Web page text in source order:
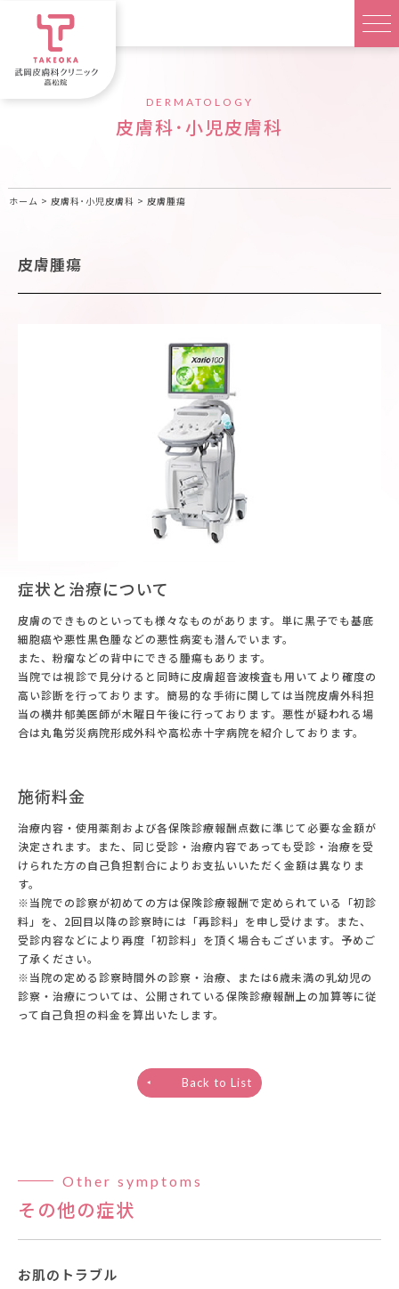
DERMATOLOGY
皮膚科･小児皮膚科
ホーム > 皮膚科･小児皮膚科 > 皮膚腫瘍
皮膚腫瘍
症状と治療について
皮膚のできものといっても様々なものがあります。単に黒子でも基底
細胞癌や悪性黒色腫などの悪性病変も潜んでいます。
また、粉瘤などの背中にできる腫瘍もあります。
当院では視診で見分けると同時に皮膚超音波検査も用いてより確度の
高い診断を行っております。簡易的な手術に関しては当院皮膚外科担
当の横井郁美医師が木曜日午後に行っております。悪性が疑われる場
合は丸亀労災病院形成外科や高松赤十字病院を紹介しております。
施術料金
治療内容・使用薬剤および各保険診療報酬点数に準じて必要な金額が
決定されます。また、同じ受診・治療内容であっても受診・治療を受
けられた方の自己負担割合によりお支払いいただく金額は異なりま
す。
※当院での診察が初めての方は保険診療報酬で定められている「初診
料」を、2回目以降の診察時には「再診料」を申し受けます。また、
受診内容などにより再度「初診料」を頂く場合もございます。予めご
了承ください。
※当院の定める診察時間外の診察・治療、または6歳未満の乳幼児の
診察・治療については、公開されている保険診療報酬上の加算等に従
って自己負担の料金を算出いたします。
Back to List
Other symptoms
その他の症状
お肌のトラブル